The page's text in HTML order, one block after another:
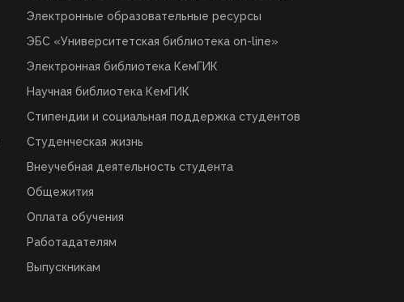
Электронные образовательные ресурсы
ЭБС «Университетская библиотека on-line»
Электронная библиотека КемГИК
Научная библиотека КемГИК
Стипендии и социальная поддержка студентов
Студенческая жизнь
Внеучебная деятельность студента
Общежития
Оплата обучения
Работадателям
Выпускникам